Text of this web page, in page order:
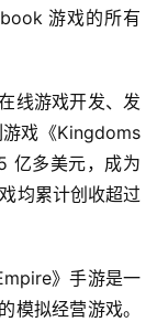
游戏的所有
线游戏开发、发
戏《Kingdoms
亿多美元，成为
均累计创收超过
》手游是一
模拟经营游戏。